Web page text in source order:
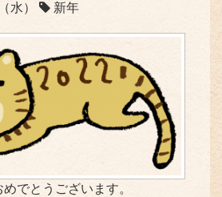
水） 新年
でとうございます。